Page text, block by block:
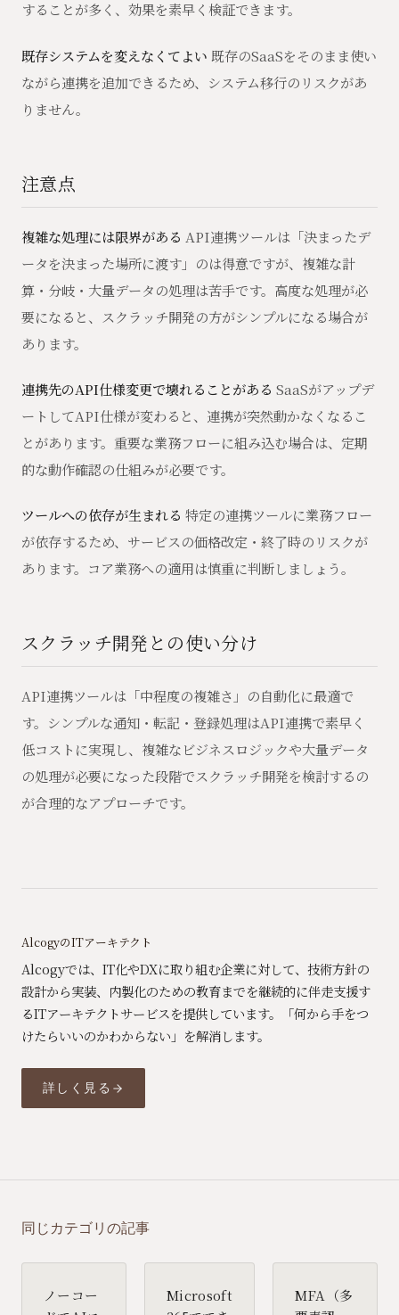
することが多く、効果を素早く検証できます。
既存システムを変えなくてよい 既存のSaaSをそのまま使い
ながら連携を追加できるため、システム移行のリスクがあ
りません。
注意点
複雑な処理には限界がある API連携ツールは「決まったデ
ータを決まった場所に渡す」のは得意ですが、複雑な計
算・分岐・大量データの処理は苦手です。高度な処理が必
要になると、スクラッチ開発の方がシンプルになる場合が
あります。
連携先のAPI仕様変更で壊れることがある SaaSがアップデ
ートしてAPI仕様が変わると、連携が突然動かなくなるこ
とがあります。重要な業務フローに組み込む場合は、定期
的な動作確認の仕組みが必要です。
ツールへの依存が生まれる 特定の連携ツールに業務フロー
が依存するため、サービスの価格改定・終了時のリスクが
あります。コア業務への適用は慎重に判断しましょう。
スクラッチ開発との使い分け
API連携ツールは「中程度の複雑さ」の自動化に最適で
す。シンプルな通知・転記・登録処理はAPI連携で素早く
低コストに実現し、複雑なビジネスロジックや大量データ
の処理が必要になった段階でスクラッチ開発を検討するの
が合理的なアプローチです。
AlcogyのITアーキテクト
Alcogyでは、IT化やDXに取り組む企業に対して、技術方針の
設計から実装、内製化のための教育までを継続的に伴走支援す
るITアーキテクトサービスを提供しています。「何から手をつ
けたらいいのかわからない」を解消します。
詳しく見る
同じカテゴリの記事
ノーコー
Microsoft
MFA（多